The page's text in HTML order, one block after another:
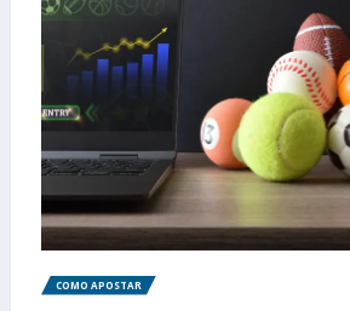
COMO APOSTAR